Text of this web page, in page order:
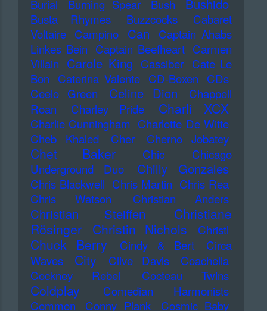
Burial Burning Spear Bush Bushido
Busta Rhymes Buzzcocks
Cabaret
Voltaire Campino Can
Captain Ahabs
Linkes Bein Captain Beefheart Carmen
Villain Carole King Cassiber Cate Le
Bon
Caterina Valente CD-Boxen
CDs
Ceelo Green
Celine Dion
Chappell
Roan
Charley Pride Charli XCX
Charlie Cunningham Charlotte De Witte
Cheb Khaled
Cher Cherno Jobatey
Chet Baker Chic
Chicago
Underground Duo
Chilly Gonzales
Chris Blackwell Chris Martin Chris Rea
Chris Watson
Christian Anders
Christian Steiffen
Christiane
Rösinger
Christin Nichols Christl
Chuck Berry Cindy & Bert
Circa
Waves
City Clive Davis
Coachella
Cockney Rebel
Cocteau Twins
Coldplay
Comedian Harmonists
Common
Conny Plank
Cosmic Baby